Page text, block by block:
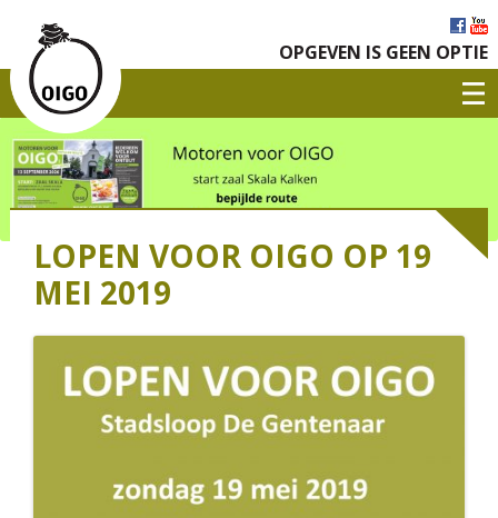
OPGEVEN IS GEEN OPTIE
LOPEN VOOR OIGO OP 19
MEI 2019